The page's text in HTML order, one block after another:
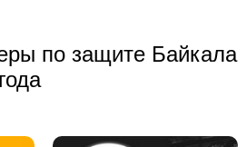
по защите Байкала